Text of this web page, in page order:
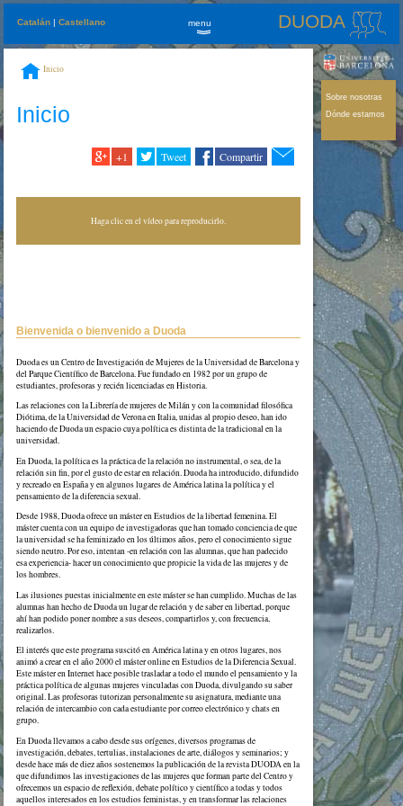
Catalán |Castellano DUODA
menu
»
Inicio
Inicio
+1 Tweet Compartir
Haga clic en el vídeo para reproducirlo.
Bienvenida o bienvenido a Duoda
Duoda es un Centro de Investigación de Mujeres de la Universidad de Barcelona y
del Parque Científico de Barcelona. Fue fundado en 1982 por un grupo de
estudiantes, profesoras y recién licenciadas en Historia.
Las relaciones con la Librería de mujeres de Milán y con la comunidad filosófica
Diótima, de la Universidad de Verona en Italia, unidas al propio deseo, han ido
haciendo de Duoda un espacio cuya política es distinta de la tradicional en la
universidad.
En Duoda, la política es la práctica de la relación no instrumental, o sea, de la
relación sin fin, por el gusto de estar en relación. Duoda ha introducido, difundido
y recreado en España y en algunos lugares de América latina la política y el
pensamiento de la diferencia sexual.
Desde 1988, Duoda ofrece un máster en Estudios de la libertad femenina. El
máster cuenta con un equipo de investigadoras que han tomado conciencia de que
la universidad se ha feminizado en los últimos años, pero el conocimiento sigue
siendo neutro. Por eso, intentan -en relación con las alumnas, que han padecido
esa experiencia- hacer un conocimiento que propicie la vida de las mujeres y de
los hombres.
Las ilusiones puestas inicialmente en este máster se han cumplido. Muchas de las
alumnas han hecho de Duoda un lugar de relación y de saber en libertad, porque
ahí han podido poner nombre a sus deseos, compartirlos y, con frecuencia,
realizarlos.
El interés que este programa suscitó en América latina y en otros lugares, nos
animó a crear en el año 2000 el máster online en Estudios de la Diferencia Sexual.
Este máster en Internet hace posible trasladar a todo el mundo el pensamiento y la
práctica política de algunas mujeres vinculadas con Duoda, divulgando su saber
original. Las profesoras tutorizan personalmente su asignatura, mediante una
relación de intercambio con cada estudiante por correo electrónico y chats en
grupo.
En Duoda llevamos a cabo desde sus orígenes, diversos programas de
investigación, debates, tertulias, instalaciones de arte, diálogos y seminarios; y
desde hace más de diez años sostenemos la publicación de la revista DUODA en la
que difundimos las investigaciones de las mujeres que forman parte del Centro y
ofrecemos un espacio de reflexión, debate político y científico a todas y todos
aquellos interesados en los estudios feministas, y en transformar las relaciones
Sobre nosotras
Dónde estamos